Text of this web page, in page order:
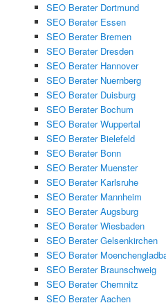
SEO Berater Dortmund
SEO Berater Essen
SEO Berater Bremen
SEO Berater Dresden
SEO Berater Hannover
SEO Berater Nuernberg
SEO Berater Duisburg
SEO Berater Bochum
SEO Berater Wuppertal
SEO Berater Bielefeld
SEO Berater Bonn
SEO Berater Muenster
SEO Berater Karlsruhe
SEO Berater Mannheim
SEO Berater Augsburg
SEO Berater Wiesbaden
SEO Berater Gelsenkirchen
SEO Berater
SEO Berater Braunschweig
SEO Berater Chemnitz
SEO Berater Aachen